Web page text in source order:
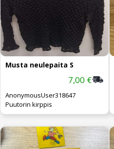
Musta neulepaita S
7,00 €
AnonymousUser318647
Puutorin kirppis